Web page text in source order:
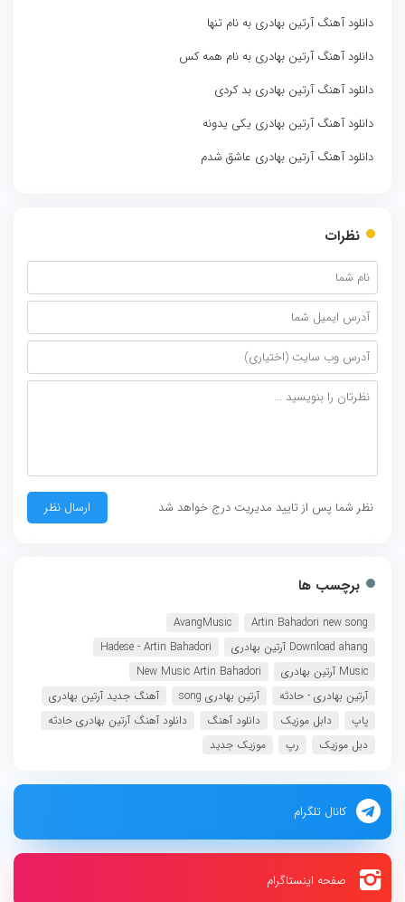
دانلود آهنگ آرتین بهادری به نام تنها
دانلود آهنگ آرتین بهادری به نام همه کس
دانلود آهنگ آرتین بهادری بد کردی
دانلود آهنگ آرتین بهادری یکی یدونه
دانلود آهنگ آرتین بهادری عاشق شدم
نظرات
نظر شما پس از تایید مدیریت درج خواهد شد
برچسب ها
Artin Bahadori new song
AvangMusic
Download ahang آرتین بهادری
Hadese - Artin Bahadori
Music آرتین بهادری
New Music Artin Bahadori
آرتین بهادری - حادثه
آرتین بهادری song
آهنگ جدید آرتین بهادری
پاپ
دابل موزیک دانلود آهنگ
دانلود آهنگ آرتین بهادری حادثه
دبل موزیک
رپ موزیک جدید
کانال تلگرام
صفحه اینستاگرام